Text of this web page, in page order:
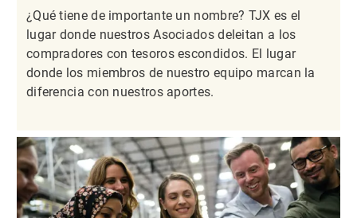
¿Qué tiene de importante un nombre? TJX es el
lugar donde nuestros Asociados deleitan a los
compradores con tesoros escondidos. El lugar
donde los miembros de nuestro equipo marcan la
diferencia con nuestros aportes.